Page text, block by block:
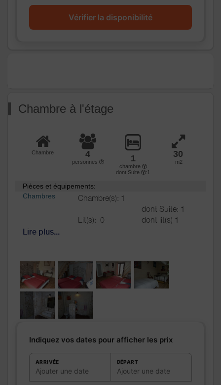
Vérifier la disponibilité
Chambre à l'étage
Chambre 4
personnes 1
chambre
dont Suite
:1
30
m2
Pièces et équipements:
Chambres
Chambre(s): 1
dont Suite: 1
Lit(s): 0
dont lit(s) 1
Salle de
/ Salle
d'eau
WC
Cuisine
pièces
Autres
équipements
Chauffage /
Exterieur
Divers
Lire plus...
Indiquez vos dates pour afficher les prix
ARRIVÉE
Ajouter une date
DÉPART
Ajouter une date